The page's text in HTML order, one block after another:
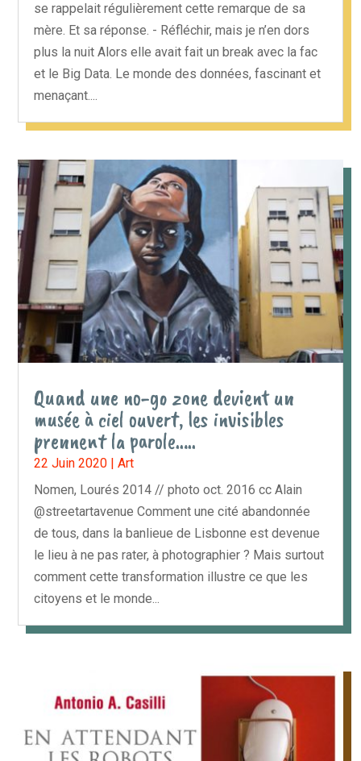
se rappelait régulièrement cette remarque de sa
mère. Et sa réponse. - Réfléchir, mais je n’en dors
plus la nuit Alors elle avait fait un break avec la fac
et le Big Data. Le monde des données, fascinant et
menaçant....
Quand une no-go zone devient un
musée à ciel ouvert, les invisibles
prennent la parole…..
22 Juin 2020 |Art
Nomen, Lourés 2014 // photo oct. 2016 cc Alain
@streetartavenue Comment une cité abandonnée
de tous, dans la banlieue de Lisbonne est devenue
le lieu à ne pas rater, à photographier ? Mais surtout
comment cette transformation illustre ce que les
citoyens et le monde...